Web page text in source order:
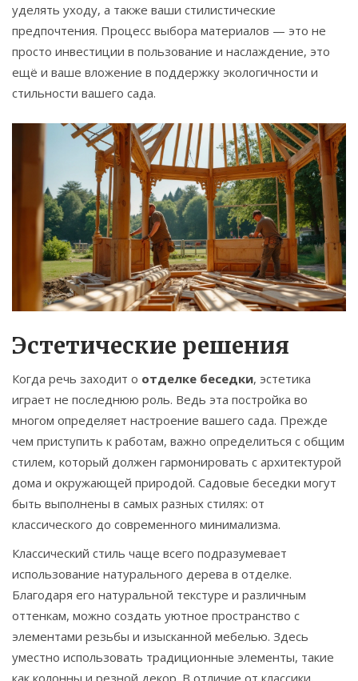
уделять уходу, а также ваши стилистические
предпочтения. Процесс выбора материалов — это не
просто инвестиции в пользование и наслаждение, это
ещё и ваше вложение в поддержку экологичности и
стильности вашего сада.
Эстетические решения
Когда речь заходит о отделке беседки, эстетика
играет не последнюю роль. Ведь эта постройка во
многом определяет настроение вашего сада. Прежде
чем приступить к работам, важно определиться с общим
стилем, который должен гармонировать с архитектурой
дома и окружающей природой. Садовые беседки могут
быть выполнены в самых разных стилях: от
классического до современного минимализма.
Классический стиль чаще всего подразумевает
использование натурального дерева в отделке.
Благодаря его натуральной текстуре и различным
оттенкам, можно создать уютное пространство с
элементами резьбы и изысканной мебелью. Здесь
уместно использовать традиционные элементы, такие